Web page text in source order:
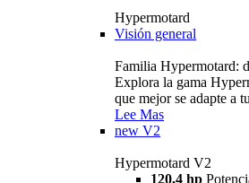
Hypermotard
Visión general
Familia Hypermotard:
Explora la gama
que mejor se adapte a
Lee Mas
new V2
Hypermotard V2
120,4 hp